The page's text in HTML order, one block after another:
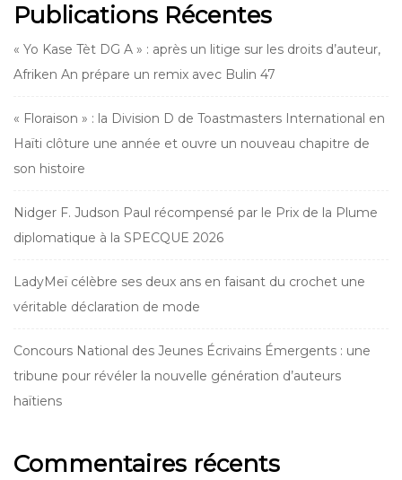
Publications Récentes
« Yo Kase Tèt DG A » : après un litige sur les droits d’auteur,
Afriken An prépare un remix avec Bulin 47
« Floraison » : la Division D de Toastmasters International en
Haïti clôture une année et ouvre un nouveau chapitre de
son histoire
Nidger F. Judson Paul récompensé par le Prix de la Plume
diplomatique à la SPECQUE 2026
LadyMeï célèbre ses deux ans en faisant du crochet une
véritable déclaration de mode
Concours National des Jeunes Écrivains Émergents : une
tribune pour révéler la nouvelle génération d’auteurs
haïtiens
Commentaires récents